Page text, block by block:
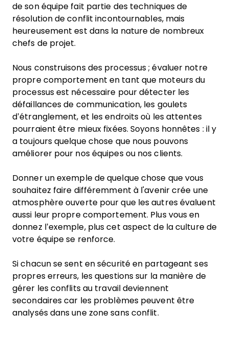
de son équipe fait partie des techniques de
résolution de conflit incontournables, mais
heureusement est dans la nature de nombreux
chefs de projet.
Nous construisons des processus ; évaluer notre
propre comportement en tant que moteurs du
processus est nécessaire pour détecter les
défaillances de communication, les goulets
d’étranglement, et les endroits où les attentes
pourraient être mieux fixées. Soyons honnêtes : il y
a toujours quelque chose que nous pouvons
améliorer pour nos équipes ou nos clients.
Donner un exemple de quelque chose que vous
souhaitez faire différemment à l'avenir crée une
atmosphère ouverte pour que les autres évaluent
aussi leur propre comportement. Plus vous en
donnez l’exemple, plus cet aspect de la culture de
votre équipe se renforce.
Si chacun se sent en sécurité en partageant ses
propres erreurs, les questions sur la manière de
gérer les conflits au travail deviennent
secondaires car les problèmes peuvent être
analysés dans une zone sans conflit.